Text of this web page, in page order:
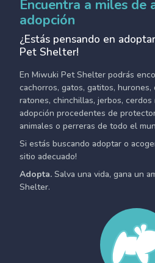
Encuentra a miles de
adopción
¿Estás pensando en
Pet Shelter!
En Miwuki Pet Shelter podrás
cachorros, gatos, gatitos, hurones,
ratones, chinchillas, jerbos, cerdos
adopción procedentes de
animales o perreras de todo el
Si estás buscando adoptar o
sitio adecuado!
Adopta. Salva una vida, gana un
Shelter.